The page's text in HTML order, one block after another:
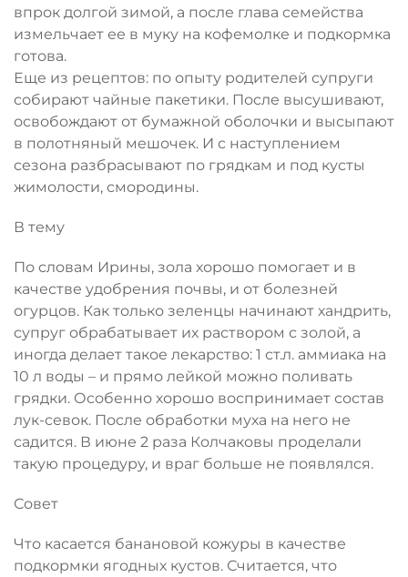
впрок долгой зимой, а после глава семейства
измельчает ее в муку на кофемолке и подкормка
готова.
Еще из рецептов: по опыту родителей супруги
собирают чайные пакетики. После высушивают,
освобождают от бумажной оболочки и высыпают
в полотняный мешочек. И с наступлением
сезона разбрасывают по грядкам и под кусты
жимолости, смородины.
В тему
По словам Ирины, зола хорошо помогает и в
качестве удобрения почвы, и от болезней
огурцов. Как только зеленцы начинают хандрить,
супруг обрабатывает их раствором с золой, а
иногда делает такое лекарство: 1 ст.л. аммиака на
10 л воды – и прямо лейкой можно поливать
грядки. Особенно хорошо воспринимает состав
лук-севок. После обработки муха на него не
садится. В июне 2 раза Колчаковы проделали
такую процедуру, и враг больше не появлялся.
Совет
Что касается банановой кожуры в качестве
подкормки ягодных кустов. Считается, что